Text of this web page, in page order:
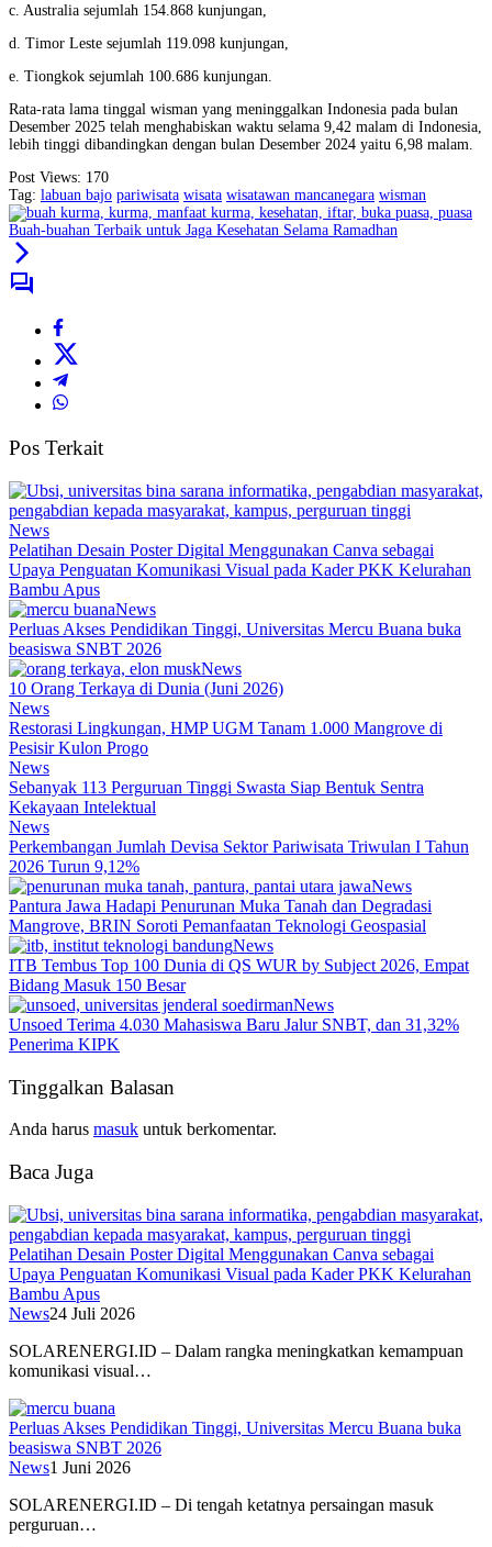
c. Australia sejumlah 154.868 kunjungan,
d. Timor Leste sejumlah 119.098 kunjungan,
e. Tiongkok sejumlah 100.686 kunjungan.
Rata-rata lama tinggal wisman yang meninggalkan Indonesia pada bulan
Desember 2025 telah menghabiskan waktu selama 9,42 malam di Indonesia,
lebih tinggi dibandingkan dengan bulan Desember 2024 yaitu 6,98 malam.
Post Views: 170
Tag: labuan bajo pariwisata wisata wisatawan mancanegara wisman
Buah-buahan Terbaik untuk Jaga Kesehatan Selama Ramadhan
Pos Terkait
News
Pelatihan Desain Poster Digital Menggunakan Canva sebagai
Upaya Penguatan Komunikasi Visual pada Kader PKK Kelurahan
Bambu Apus
News
Perluas Akses Pendidikan Tinggi, Universitas Mercu Buana buka
beasiswa SNBT 2026
News
10 Orang Terkaya di Dunia (Juni 2026)
News
Restorasi Lingkungan, HMP UGM Tanam 1.000 Mangrove di
Pesisir Kulon Progo
News
Sebanyak 113 Perguruan Tinggi Swasta Siap Bentuk Sentra
Kekayaan Intelektual
News
Perkembangan Jumlah Devisa Sektor Pariwisata Triwulan I Tahun
2026 Turun 9,12%
News
Pantura Jawa Hadapi Penurunan Muka Tanah dan Degradasi
Mangrove, BRIN Soroti Pemanfaatan Teknologi Geospasial
News
ITB Tembus Top 100 Dunia di QS WUR by Subject 2026, Empat
Bidang Masuk 150 Besar
News
Unsoed Terima 4.030 Mahasiswa Baru Jalur SNBT, dan 31,32%
Penerima KIPK
Tinggalkan Balasan
Anda harus masuk untuk berkomentar.
Baca Juga
Pelatihan Desain Poster Digital Menggunakan Canva sebagai
Upaya Penguatan Komunikasi Visual pada Kader PKK Kelurahan
Bambu Apus
News24 Juli 2026
SOLARENERGI.ID – Dalam rangka meningkatkan kemampuan
komunikasi visual…
Perluas Akses Pendidikan Tinggi, Universitas Mercu Buana buka
beasiswa SNBT 2026
News1 Juni 2026
SOLARENERGI.ID – Di tengah ketatnya persaingan masuk
perguruan…